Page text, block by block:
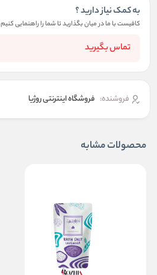
به کمک نیاز دارید ؟
کافیست با ما در میان بگذارید تا شما را راهنمایی کنیم
تماس بگیرید
فروشنده: فروشگاه اینترنتی روژیا
محصولات مشابه